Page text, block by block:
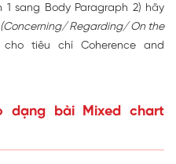
1 sang Body Paragraph 2) hãy
(Concerning/ Regarding/ On the
tiêu chí Coherence and
dạng bài Mixed chart